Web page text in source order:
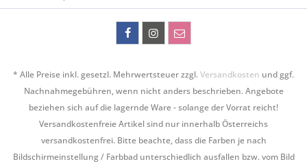
* Alle Preise inkl. gesetzl. Mehrwertsteuer zzgl.Versandkosten und ggf.
Nachnahmegebühren, wenn nicht anders beschrieben. Angebote
beziehen sich auf die lagernde Ware - solange der Vorrat reicht!
Versandkostenfreie Artikel sind nur innerhalb Österreichs
versandkostenfrei. Bitte beachte, dass die Farben je nach
Bildschirmeinstellung / Farbbad unterschiedlich ausfallen bzw. vom Bild